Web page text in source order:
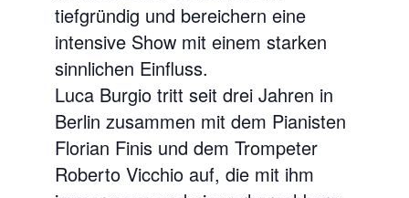
tiefgründig und bereichern eine
intensive Show mit einem starken
sinnlichen Einfluss.
Luca Burgio tritt seit drei Jahren in
Berlin zusammen mit dem Pianisten
Florian Finis und dem Trompeter
Roberto Vicchio auf, die mit ihm